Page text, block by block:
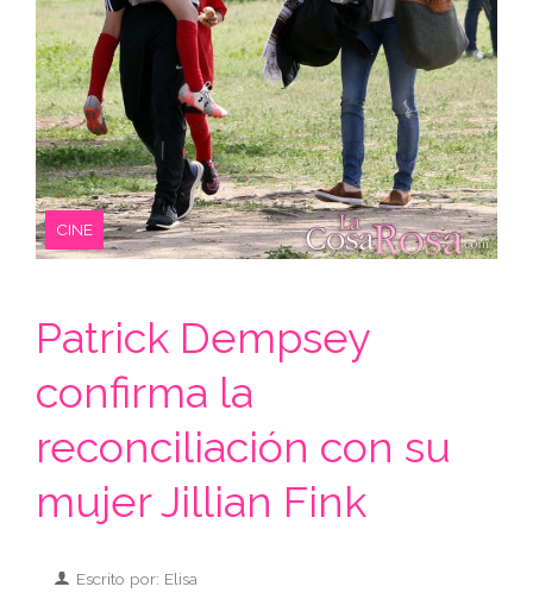
CINE
Patrick Dempsey
confirma la
reconciliación con su
mujer Jillian Fink
Escrito por: Elisa